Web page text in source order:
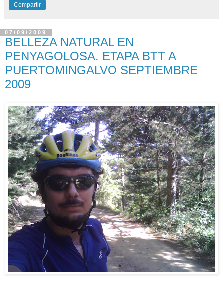
Compartir
07/09/2009
BELLEZA NATURAL EN
PENYAGOLOSA. ETAPA BTT A
PUERTOMINGALVO SEPTIEMBRE
2009